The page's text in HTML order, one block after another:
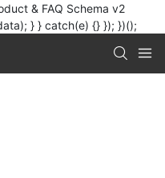
& FAQ Schema v2
} } catch(e) {} }); })();